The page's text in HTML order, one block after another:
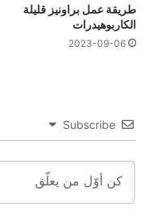
طريقة عمل براونيز قليلة
الكاربوهيدرات
2023-09-06
Subscribe